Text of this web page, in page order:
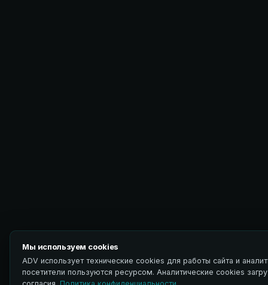
Мы используем cookies
ADV использует технические cookies для работы сайта и
посетители пользуются ресурсом. Аналитические cookies